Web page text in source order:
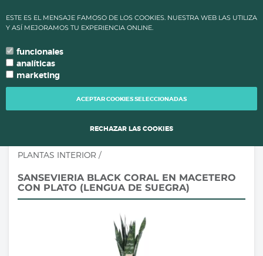
ENVÍO DE PEDIDOS CAMBIAN PARA MANTENER LA CALIDAD DE
TUS PLANTAS.
language TU IDIOMA
PLANTAS INTERIOR /
SANSEVIERIA BLACK CORAL EN MACETERO
CON PLATO (LENGUA DE SUEGRA)
ESTE ES EL MENSAJE FAMOSO DE LOS COOKIES. NUESTRA WEB LAS UTILIZA
Y ASÍ MEJORAMOS TU EXPERIENCIA ONLINE.
funcionales
analíticas
marketing
ACEPTAR COOKIES SELECCIONADAS
RECHAZAR LAS COOKIES